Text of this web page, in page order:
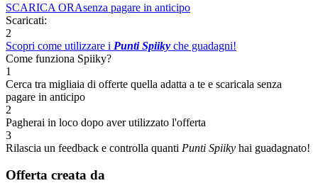
SCARICA ORAsenza pagare in anticipo
Scaricati:
2
Scopri come utilizzare i Punti Spiiky che guadagni!
Come funziona Spiiky?
1
Cerca tra migliaia di offerte quella adatta a te e scaricala senza
pagare in anticipo
2
Pagherai in loco dopo aver utilizzato l'offerta
3
Rilascia un feedback e controlla quanti Punti Spiiky hai guadagnato!
Offerta creata da